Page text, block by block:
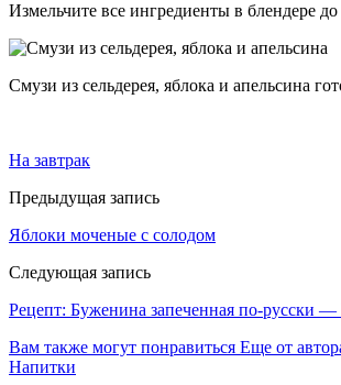
Измельчите все ингредиенты в блендере
Смузи из сельдерея, яблока и апельсина
На завтрак
Предыдущая запись
Яблоки моченые с солодом
Следующая запись
Рецепт: Буженина запеченная по-русски
Вам также могут понравиться Еще от
Напитки